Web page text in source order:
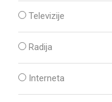
Televizije
Radija
Interneta